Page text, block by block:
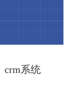
crm系统